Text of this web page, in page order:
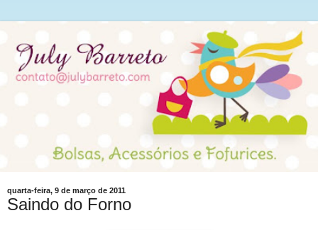
quarta-feira, 9 de março de 2011
Saindo do Forno